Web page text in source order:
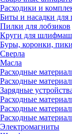
Расходики и
Биты и насадки для
Пилки для лобзиков
Круги для
Буры, коронки,
Сверла
Масла
Расходные
Расходные
Зарядные
Расходные
Расходные
Расходные
Электромагниты